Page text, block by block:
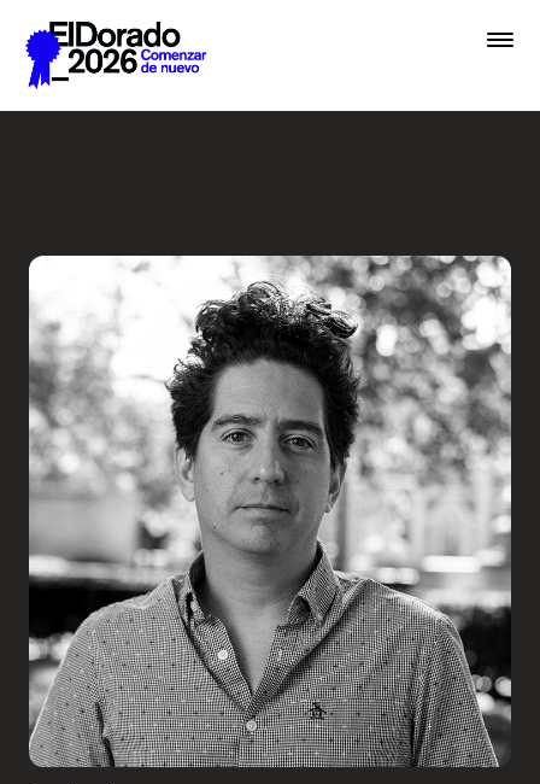
Saltar al contenido principal
Academias
Archivo
Inscribir
Boletería